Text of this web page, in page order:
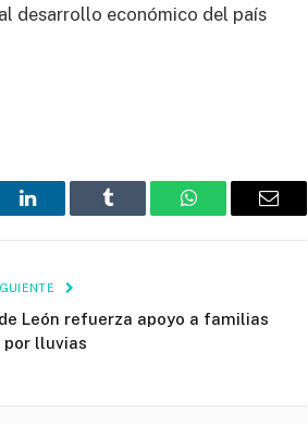
desarrollo económico del país
LinkedIn Tumblr WhatsAppEmail
León refuerza apoyo a familias
lluvias